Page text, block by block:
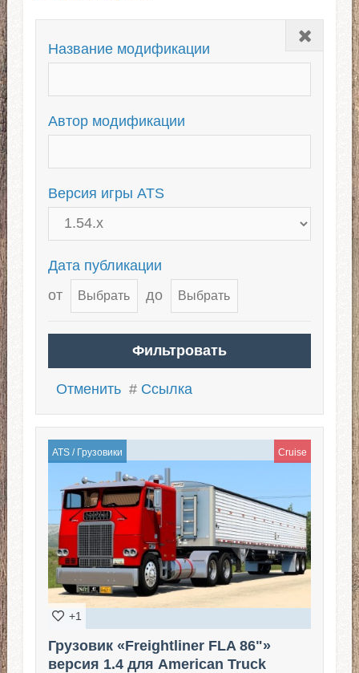
Закрыть
Название модификации
Автор модификации
Версия игры ATS
Дата публикации
от
до
Отменить # Ссылка
ATS/ Грузовики Cruise
+1
Грузовик «Freightliner FLA 86"»
версия 1.4 для American Truck